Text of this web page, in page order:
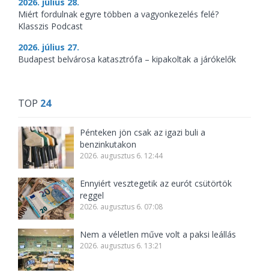
Miért fordulnak egyre többen a vagyonkezelés felé?
Klasszis Podcast
2026. július 27.
Budapest belvárosa katasztrófa – kipakoltak a járókelők
TOP 24
Pénteken jön csak az igazi buli a
benzinkutakon
2026. augusztus 6. 12:44
Ennyiért vesztegetik az eurót csütörtök
reggel
2026. augusztus 6. 07:08
Nem a véletlen műve volt a paksi leállás
2026. augusztus 6. 13:21